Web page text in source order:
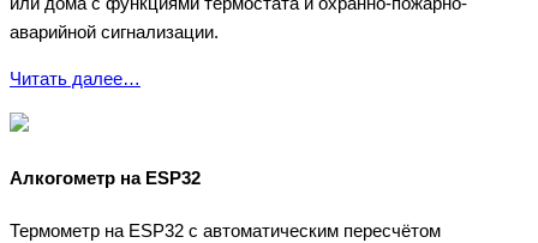
аварийной сигнализации.
Читать далее…
Алкогометр на ESP32
Термометр на ESP32 с автоматическим пересчётом